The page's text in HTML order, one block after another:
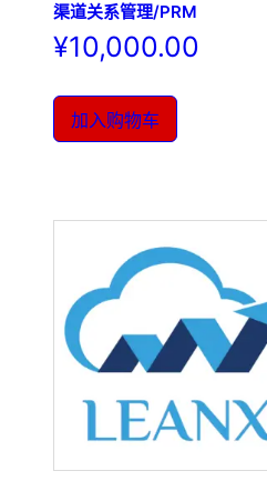
渠道关系管理/PRM
¥10,000.00
加入购物车